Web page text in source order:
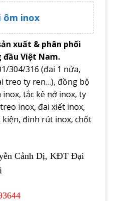
ôm inox
xuất & phân phối
Việt Nam.
304/316 (đai 1 nửa,
treo ty ren…), đồng bộ
tắc kê nở inox, ty
inox, đai xiết inox,
kiện, đinh rút inox, chốt
Cảnh Dị, KĐT Đại